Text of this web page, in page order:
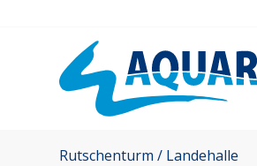
Rutschenturm / Landehalle